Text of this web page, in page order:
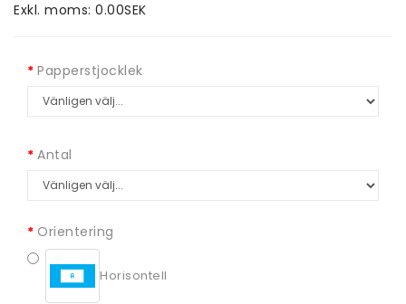
Exkl. moms: 0.00SEK
Papperstjocklek
Antal
Orientering
Horisontell